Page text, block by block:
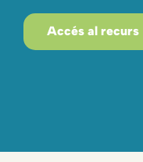
Accés al recurs